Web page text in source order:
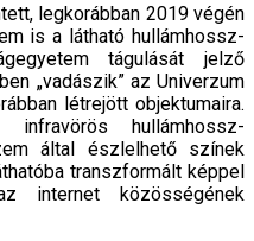
legkorábban 2019 végén
is a látható hullámhossz-
tágulását jelző
„vadászik” az Univerzum
létrejött objektumaira.
hullámhossz-
által észlelhető színek
transzformált képpel
internet közösségének